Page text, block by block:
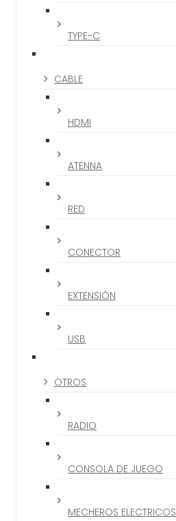
TYPE-C
CABLE
HDMI
ATENNA
RED
CONECTOR
EXTENSIÓN
USB
OTROS
RADIO
CONSOLA DE JUEGO
MECHEROS ELECTRICOS